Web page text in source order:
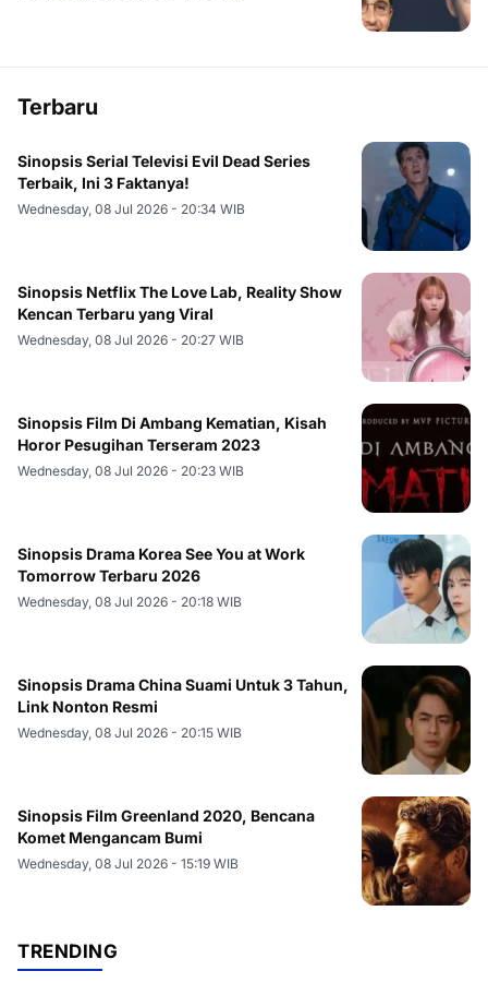
Terbaru
Sinopsis Serial Televisi Evil Dead Series
Terbaik, Ini 3 Faktanya!
Wednesday, 08 Jul 2026 - 20:34 WIB
Sinopsis Netflix The Love Lab, Reality Show
Kencan Terbaru yang Viral
Wednesday, 08 Jul 2026 - 20:27 WIB
Sinopsis Film Di Ambang Kematian, Kisah
Horor Pesugihan Terseram 2023
Wednesday, 08 Jul 2026 - 20:23 WIB
Sinopsis Drama Korea See You at Work
Tomorrow Terbaru 2026
Wednesday, 08 Jul 2026 - 20:18 WIB
Sinopsis Drama China Suami Untuk 3 Tahun,
Link Nonton Resmi
Wednesday, 08 Jul 2026 - 20:15 WIB
Sinopsis Film Greenland 2020, Bencana
Komet Mengancam Bumi
Wednesday, 08 Jul 2026 - 15:19 WIB
TRENDING